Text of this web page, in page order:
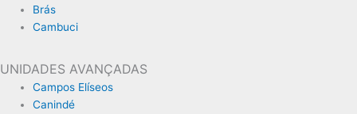
Brás
Cambuci
UNIDADES AVANÇADAS
Campos Elíseos
Canindé